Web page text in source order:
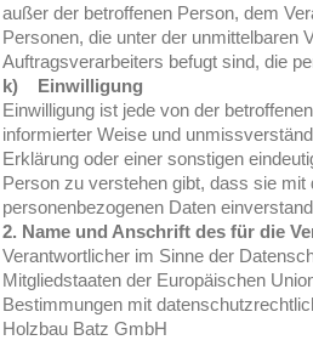
außer der betroffenen Person, dem
Personen, die unter der unmittelbaren
Auftragsverarbeiters befugt sind, die
k) Einwilligung
Einwilligung ist jede von der
informierter Weise und
Erklärung oder einer sonstigen
Person zu verstehen gibt, dass sie mit
personenbezogenen Daten
2. Name und Anschrift des für die
Verantwortlicher im Sinne der
Mitgliedstaaten der Europäischen
Bestimmungen mit
Holzbau Batz GmbH